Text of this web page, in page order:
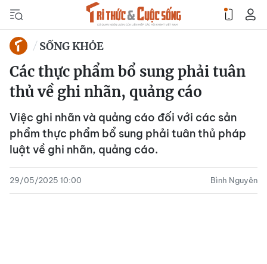
SỐNG KHỎE
Các thực phẩm bổ sung phải tuân
thủ về ghi nhãn, quảng cáo
Việc ghi nhãn và quảng cáo đối với các sản
phẩm thực phẩm bổ sung phải tuân thủ pháp
luật về ghi nhãn, quảng cáo.
29/05/2025 10:00 Bình Nguyên